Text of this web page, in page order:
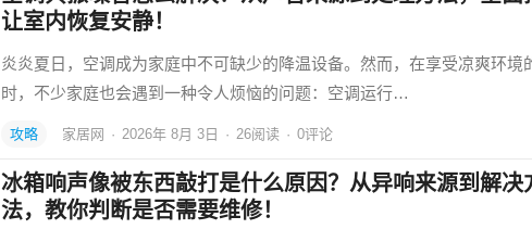
让室内恢复安静！
炎炎夏日，空调成为家庭中不可缺少的降温设备。然而，在享受凉爽环境
时，不少家庭也会遇到一种令人烦恼的问题：空调运行…
攻略 家居网 · 2026年 8月 3日 · 26阅读 · 0评论
冰箱响声像被东西敲打是什么原因？从异响来源到解决
法，教你判断是否需要维修！